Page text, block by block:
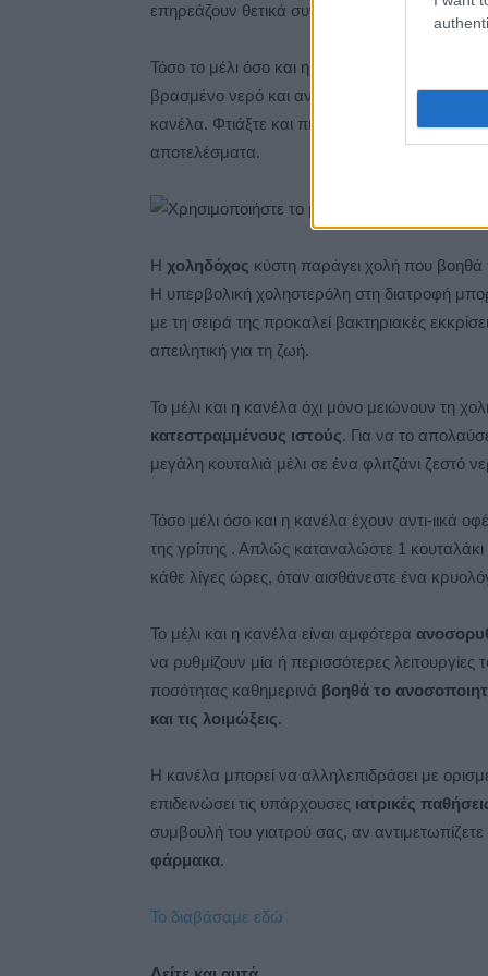
επηρεάζουν θετικά συνολικά την υγεία.
Τόσο το μέλι όσο και η κανέλα
βρασμένο νερό και ανακατέψτε σε αυτό δύο
κανέλα. Φτιάξτε και πιείτε το ρόφημα δύο
αποτελέσματα.
Η χοληδόχος κύστη παράγει χολή που βοηθά
Η υπερβολική χοληστερόλη στη διατροφή
με τη σειρά της προκαλεί βακτηριακές
απειλητική για τη ζωή.
Το μέλι και η κανέλα όχι μόνο μειώνουν τη
κατεστραμμένους ιστούς. Για να το
μεγάλη κουταλιά μέλι σε ένα φλιτζάνι ζεστό
Τόσο μέλι όσο και η κανέλα έχουν αντι-ιικά
της γρίπης . Απλώς καταναλώστε 1
κάθε λίγες ώρες, όταν αισθάνεστε ένα
Το μέλι και η κανέλα είναι αμφότερα
να ρυθμίζουν μία ή περισσότερες
ποσότητας καθημερινά βοηθά το
και τις λοιμώξεις.
Η κανέλα μπορεί να αλληλεπιδράσει με
επιδεινώσει τις υπάρχουσες ιατρικές
συμβουλή του γιατρού σας, αν
φάρμακα.
Το διαβάσαμε εδώ